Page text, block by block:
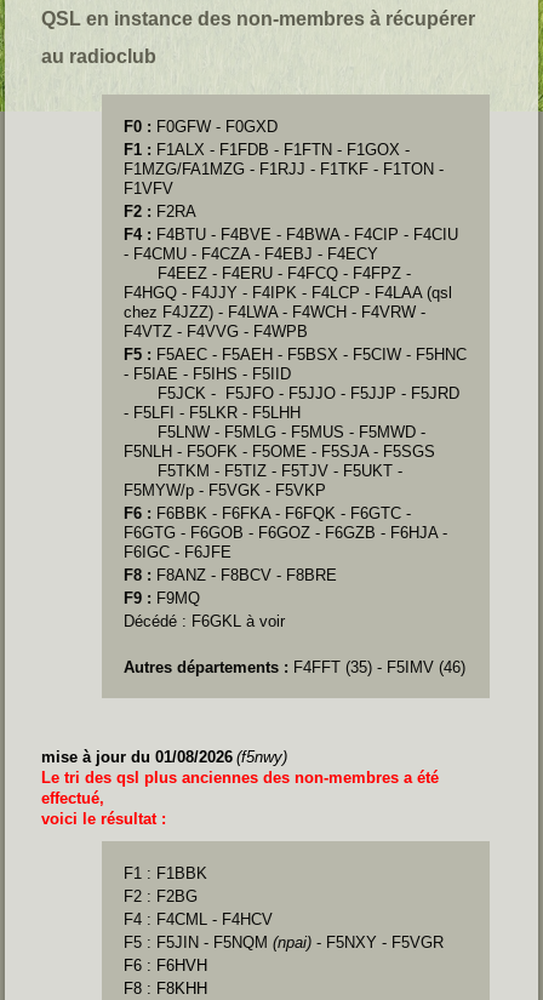
QSL en instance des non-membres à récupérer
au radioclub
F0 : F0GFW - F0GXD
F1 : F1ALX - F1FDB - F1FTN - F1GOX-
F1MZG/FA1MZG - F1RJJ - F1TKF - F1TON -
F1VFV
F2 : F2RA
F4 : F4BTU - F4BVE - F4BWA - F4CIP - F4CIU
- F4CMU - F4CZA - F4EBJ - F4ECY
F4EEZ - F4ERU - F4FCQ - F4FPZ -
F4HGQ - F4JJY - F4IPK - F4LCP - F4LAA (qsl
chez F4JZZ) - F4LWA - F4WCH - F4VRW -
F4VTZ - F4VVG - F4WPB
F5 : F5AEC - F5AEH - F5BSX - F5CIW - F5HNC
- F5IAE - F5IHS - F5IID
F5JCK -
F5JFO - F5JJO - F5JJP - F5JRD
- F5LFI - F5LKR - F5LHH
F5LNW - F5MLG - F5MUS - F5MWD -
F5NLH - F5OFK - F5OME - F5SJA - F5SGS
F5TKM - F5TIZ - F5TJV - F5UKT -
F5MYW/p - F5VGK - F5VKP
F6 : F6BBK - F6FKA - F6FQK - F6GTC -
F6GTG - F6GOB - F6GOZ - F6GZB - F6HJA -
F6IGC - F6JFE
F8 : F8ANZ - F8BCV - F8BRE
F9 : F9MQ
Décédé : F6GKL à voir
Autres départements : F4FFT (35) - F5IMV (46)
mise à jour du 01/08/2026 (f5nwy)
Le tri des qsl plus anciennes des non-membres a été
effectué,
voici le résultat :
F1 : F1BBK
F2 : F2BG
F4 : F4CML - F4HCV
F5 : F5JIN - F5NQM(npai) - F5NXY - F5VGR
F6 : F6HVH
F8 : F8KHH